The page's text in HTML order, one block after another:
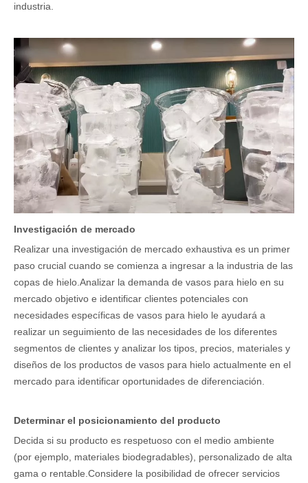
industria.
Investigación de mercado
Realizar una investigación de mercado exhaustiva es un primer
paso crucial cuando se comienza a ingresar a la industria de las
copas de hielo.Analizar la demanda de vasos para hielo en su
mercado objetivo e identificar clientes potenciales con
necesidades específicas de vasos para hielo le ayudará a
realizar un seguimiento de las necesidades de los diferentes
segmentos de clientes y analizar los tipos, precios, materiales y
diseños de los productos de vasos para hielo actualmente en el
mercado para identificar oportunidades de diferenciación.
Determinar el posicionamiento del producto
Decida si su producto es respetuoso con el medio ambiente
(por ejemplo, materiales biodegradables), personalizado de alta
gama o rentable.Considere la posibilidad de ofrecer servicios